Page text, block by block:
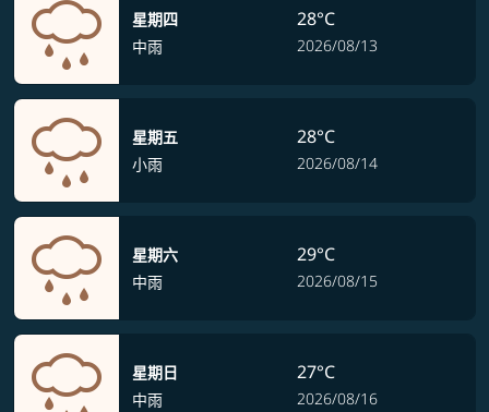
星期四
中雨
28°C
2026/08/13
星期五
小雨
28°C
2026/08/14
星期六
中雨
29°C
2026/08/15
星期日
中雨
27°C
2026/08/16